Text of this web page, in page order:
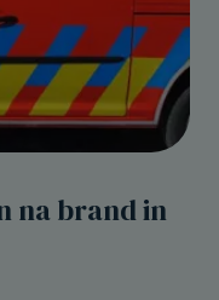
na brand in